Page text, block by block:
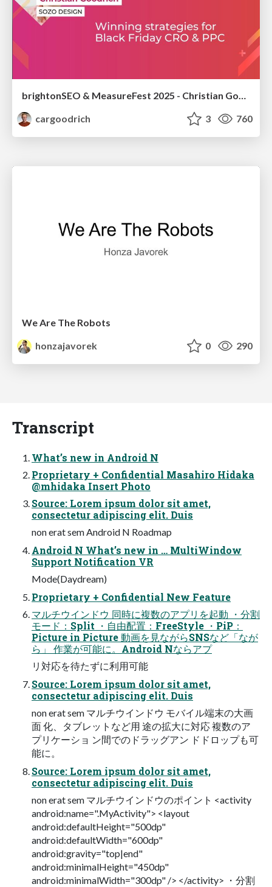
brightonSEO & MeasureFest 2025 - Christian Goodrich - Winning strategies for Black Friday CRO & PPC
cargoodrich
3 760
We Are The Robots
honzajavorek
0 290
Transcript
What’s new in Android N
Proprietary + Confidential Masahiro Hidaka
@mhidaka Insert Photo
Source: Lorem ipsum dolor sit amet,
consectetur adipiscing elit. Duis
non erat sem Android N Roadmap
Android N What’s new in … MultiWindow
Support Notification VR
Mode(Daydream)
Proprietary + Confidential New Feature
マルチウインドウ 同時に複数のアプリを起動 ・分割
モード：Split ・自由配置：FreeStyle ・PiP：
Picture in Picture 動画を見ながらSNSなど「なが
ら」 作業が可能に。Android Nならアプ
リ対応を待たずに利用可能
Source: Lorem ipsum dolor sit amet,
consectetur adipiscing elit. Duis
non erat sem マルチウインドウ モバイル端末の大画
面 化、タブレットなど用 途の拡大に対応 複数のア
プリケーショ ン間でのドラッグアン ドドロップも可
能に。
Source: Lorem ipsum dolor sit amet,
consectetur adipiscing elit. Duis
non erat sem マルチウインドウのポイント <activity
android:name=".MyActivity"> <layout
android:defaultHeight="500dp"
android:defaultWidth="600dp"
android:gravity="top|end"
android:minimalHeight="450dp"
android:minimalWidth="300dp" /> </activity> ・分割